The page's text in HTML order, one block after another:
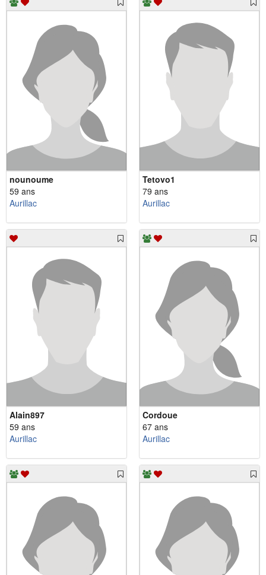
nounoume
59 ans
Aurillac
Tetovo1
79 ans
Aurillac
Alain897
59 ans
Aurillac
Cordoue
67 ans
Aurillac